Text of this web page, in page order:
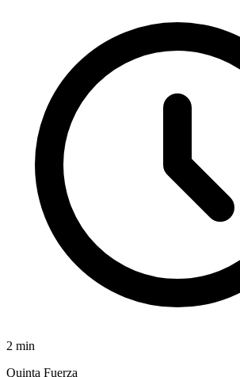
2 min
Quinta Fuerza